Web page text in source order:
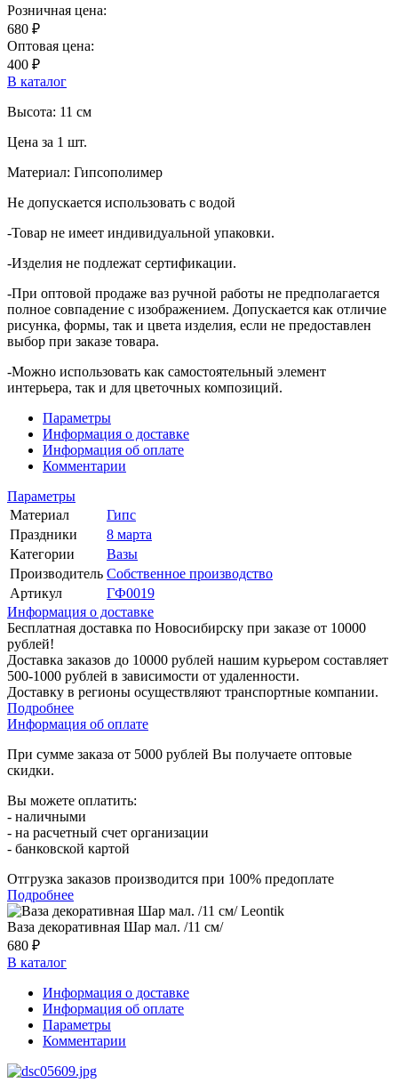
Розничная цена:
680 ₽
Оптовая цена:
400 ₽
В каталог
Высота: 11 см
Цена за 1 шт.
Материал: Гипсополимер
Не допускается использовать с водой
-Товар не имеет индивидуальной упаковки.
-Изделия не подлежат сертификации.
-При оптовой продаже ваз ручной работы не предполагается
полное совпадение с изображением. Допускается как отличие
рисунка, формы, так и цвета изделия, если не предоставлен
выбор при заказе товара.
-Можно использовать как самостоятельный элемент
интерьера, так и для цветочных композиций.
Параметры
Информация о доставке
Информация об оплате
Комментарии
Параметры
Материал
Гипс
Праздники
8 марта
Категории
Вазы
Производитель Собственное производство
Артикул
ГФ0019
Информация о доставке
Бесплатная доставка по Новосибирску при заказе от 10000
рублей!
Доставка заказов до 10000 рублей нашим курьером составляет
500-1000 рублей в зависимости от удаленности.
Доставку в регионы осуществляют транспортные компании.
Подробнее
Информация об оплате
При сумме заказа от 5000 рублей Вы получаете оптовые
скидки.
Вы можете оплатить:
- наличными
- на расчетный счет организации
- банковской картой
Отгрузка заказов производится при 100% предоплате
Подробнее
Ваза декоративная Шар мал. /11 см/
680 ₽
В каталог
Информация о доставке
Информация об оплате
Параметры
Комментарии